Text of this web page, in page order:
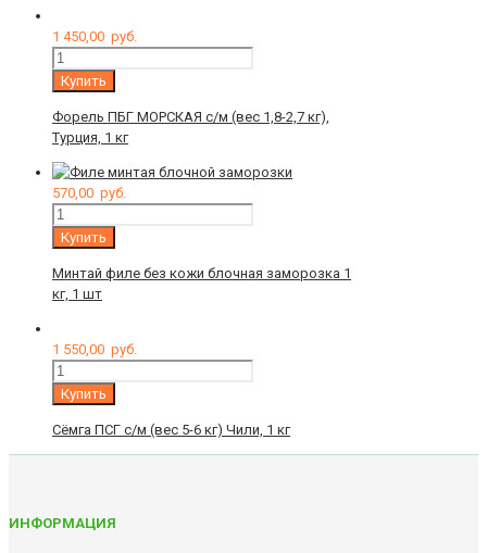
1 450,00 руб.
Количество
Купить
Форель ПБГ МОРСКАЯ с/м (вес 1,8-2,7 кг),
Турция, 1 кг
570,00 руб.
Количество
Купить
Минтай филе без кожи блочная заморозка 1
кг, 1 шт
1 550,00 руб.
Количество
Купить
Сёмга ПСГ с/м (вес 5-6 кг) Чили, 1 кг
ИНФОРМАЦИЯ